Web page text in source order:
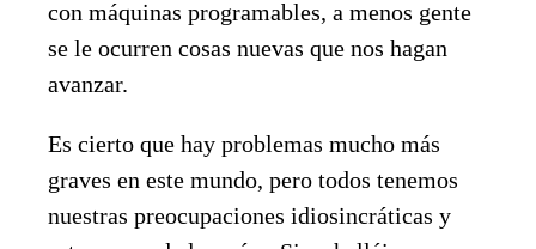
con máquinas programables, a menos gente
se le ocurren cosas nuevas que nos hagan
avanzar.
Es cierto que hay problemas mucho más
graves en este mundo, pero todos tenemos
nuestras preocupaciones idiosincráticas y